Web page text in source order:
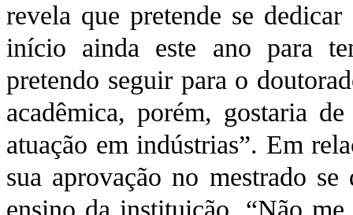
revela que pretende se
início ainda este ano para
pretendo seguir para o
acadêmica, porém, gostaria
atuação em indústrias”. Em
sua aprovação no mestrado